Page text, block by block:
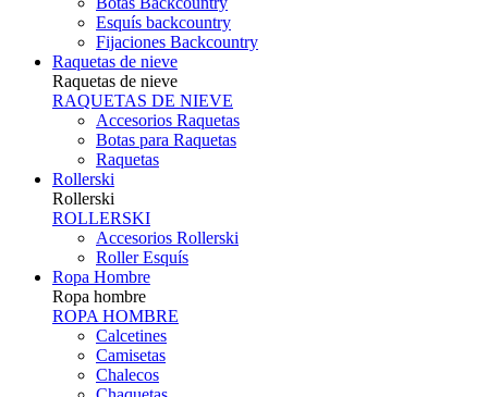
Esquís backcountry
Fijaciones Backcountry
Raquetas de nieve
Raquetas de nieve
RAQUETAS DE NIEVE
Accesorios Raquetas
Botas para Raquetas
Raquetas
Rollerski
Rollerski
ROLLERSKI
Accesorios Rollerski
Roller Esquís
Ropa Hombre
Ropa hombre
ROPA HOMBRE
Calcetines
Camisetas
Chalecos